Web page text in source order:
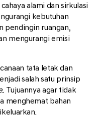
alami dan sirkulasi
kebutuhan
pendingin ruangan,
mengurangi emisi
tata letak dan
salah satu prinsip
Tujuannya agar tidak
menghemat bahan